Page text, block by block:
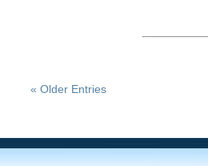
« Older Entries